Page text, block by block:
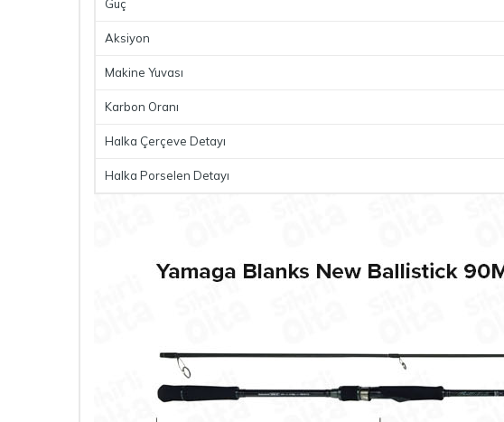
Güç
Aksiyon
Makine Yuvası
Karbon Oranı
Halka Çerçeve Detayı
Halka Porselen Detayı